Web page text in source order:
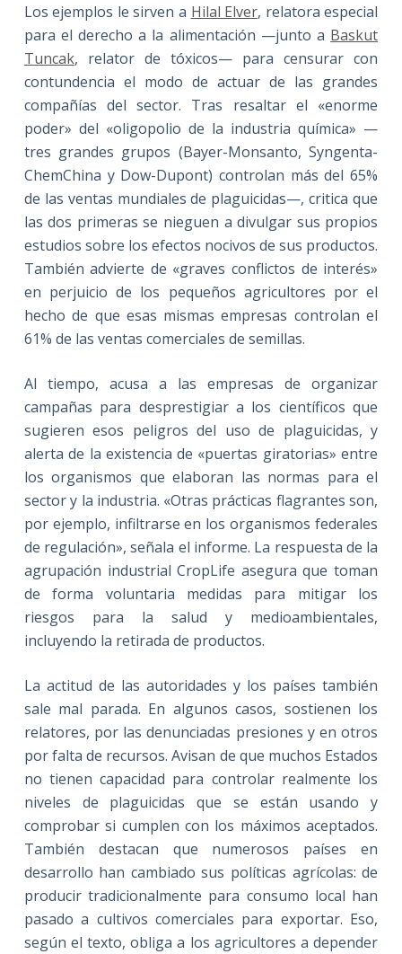
Los ejemplos le sirven a Hilal Elver, relatora especial
para el derecho a la alimentación —junto a Baskut
Tuncak, relator de tóxicos— para censurar con
contundencia el modo de actuar de las grandes
compañías del sector. Tras resaltar el «enorme
poder» del «oligopolio de la industria química» —
tres grandes grupos (Bayer-Monsanto, Syngenta-
ChemChina y Dow-Dupont) controlan más del 65%
de las ventas mundiales de plaguicidas—, critica que
las dos primeras se nieguen a divulgar sus propios
estudios sobre los efectos nocivos de sus productos.
También advierte de «graves conflictos de interés»
en perjuicio de los pequeños agricultores por el
hecho de que esas mismas empresas controlan el
61% de las ventas comerciales de semillas.
Al tiempo, acusa a las empresas de organizar
campañas para desprestigiar a los científicos que
sugieren esos peligros del uso de plaguicidas, y
alerta de la existencia de «puertas giratorias» entre
los organismos que elaboran las normas para el
sector y la industria. «Otras prácticas flagrantes son,
por ejemplo, infiltrarse en los organismos federales
de regulación», señala el informe. La respuesta de la
agrupación industrial CropLife asegura que toman
de forma voluntaria medidas para mitigar los
riesgos para la salud y medioambientales,
incluyendo la retirada de productos.
La actitud de las autoridades y los países también
sale mal parada. En algunos casos, sostienen los
relatores, por las denunciadas presiones y en otros
por falta de recursos. Avisan de que muchos Estados
no tienen capacidad para controlar realmente los
niveles de plaguicidas que se están usando y
comprobar si cumplen con los máximos aceptados.
También destacan que numerosos países en
desarrollo han cambiado sus políticas agrícolas: de
producir tradicionalmente para consumo local han
pasado a cultivos comerciales para exportar. Eso,
según el texto, obliga a los agricultores a depender